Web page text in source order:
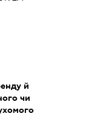
й
чи